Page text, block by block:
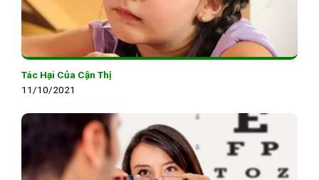
Tác Hại Của Cận Thị
11/10/2021